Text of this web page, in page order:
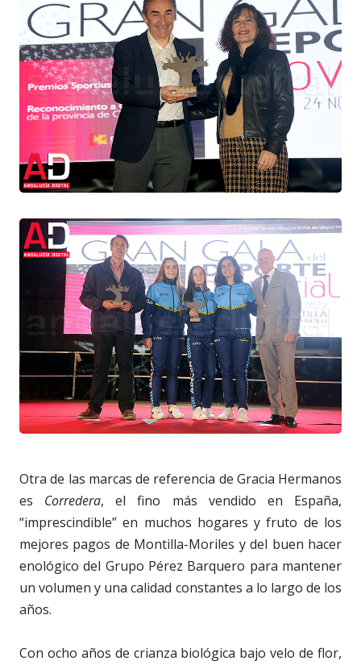
Otra de las marcas de referencia de Gracia Hermanos
es Corredera, el fino más vendido en España,
“imprescindible” en muchos hogares y fruto de los
mejores pagos de Montilla-Moriles y del buen hacer
enológico del Grupo Pérez Barquero para mantener
un volumen y una calidad constantes a lo largo de los
años.
Con ocho años de crianza biológica bajo velo de flor,